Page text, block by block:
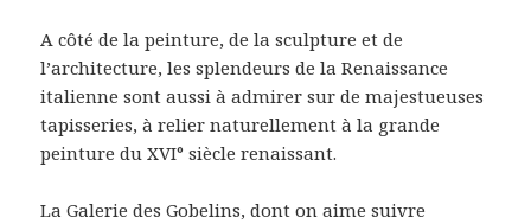
A côté de la peinture, de la sculpture et de
l’architecture, les splendeurs de la Renaissance
italienne sont aussi à admirer sur de majestueuses
tapisseries, à relier naturellement à la grande
peinture du XVI° siècle renaissant.
La Galerie des Gobelins, dont on aime suivre